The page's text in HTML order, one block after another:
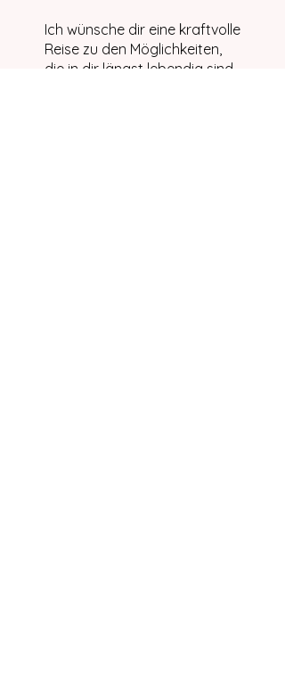
Ich wünsche dir eine kraftvolle
Reise zu den Möglichkeiten,
die in dir längst lebendig sind.